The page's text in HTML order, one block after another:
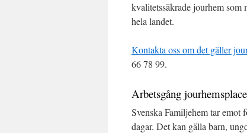
kvalitetssäkrade jourhem som
hela landet.
Kontakta oss om det gäller
66 78 99.
Arbetsgång
Svenska Familjehem tar emot
dagar. Det kan gälla barn,